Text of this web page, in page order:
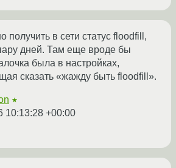
получить в сети статус floodfill,
дней. Там еще вроде бы
была в настройках,
сказать «жажду быть floodfill».
★
10:13:28 +00:00